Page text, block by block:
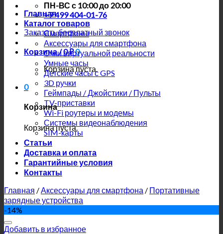
ПН-ВС с 10:00 до 20:00
+7 499 404-01-76
Заказать бесплатный звонок
Корзина /0₽0
Корзина пуста.
0
Корзина
Корзина пуста.
Главная
Каталог товаров
Смартфоны
Аксессуары для смартфона
Очки виртуальной реальности
Умные часы
Детские часы с GPS
3D ручки
Геймпады / Джойстики / Пульты
TV-приставки
Wi-Fi роутеры и модемы
Системы видеонаблюдения
SIM-карты
Статьи
Доставка и оплата
Гарантийные условия
Контакты
Главная /Аксессуары для смартфона / Портативные
зарядные устройства
-14%
Добавить в избранное